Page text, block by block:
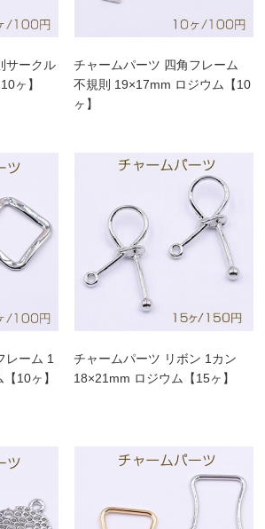
サークル
ヶ】
チャームパーツ 四角フレーム
不規則 19×17mm ロジウム【10
ヶ】
レーム 1
10ヶ】
チャームパーツ リボン 1カン
18×21mm ロジウム【15ヶ】